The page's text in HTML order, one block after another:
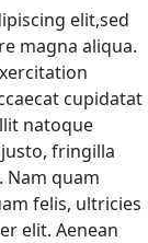
elit,sed
magna aliqua.
cupidatat
natoque
fringilla
Nam quam
felis, ultricies
elit. Aenean